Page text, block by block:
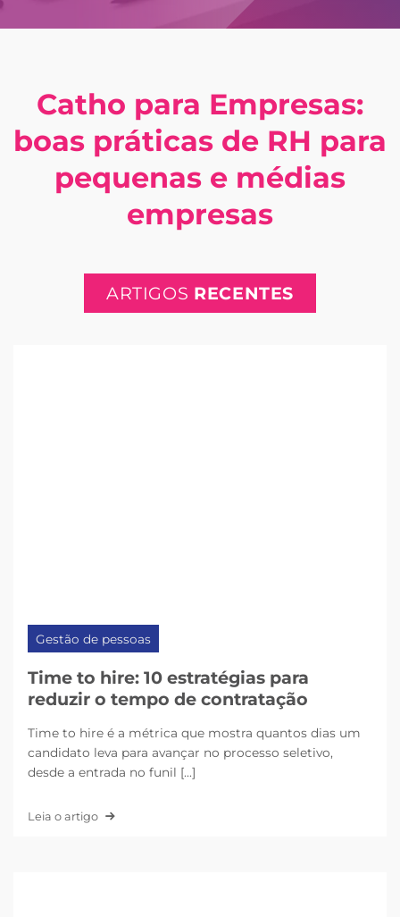
Catho para Empresas:
boas práticas de RH para
pequenas e médias
empresas
ARTIGOS RECENTES
Gestão de pessoas
Time to hire: 10 estratégias para
reduzir o tempo de contratação
Time to hire é a métrica que mostra quantos dias um
candidato leva para avançar no processo seletivo,
desde a entrada no funil [...]
Leia o artigo